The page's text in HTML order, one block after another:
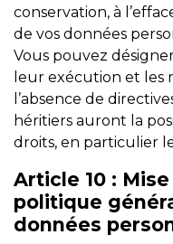
conservation, à
de vos données
Vous pouvez
leur exécution et les
l’absence de
héritiers auront la
droits, en particulier
Article 10 :
politique
données